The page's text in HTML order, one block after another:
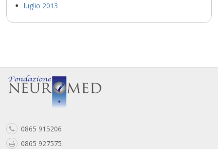
luglio 2013
0865 915206
0865 927575